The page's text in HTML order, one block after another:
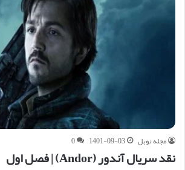
مجله نوبل 1401-09-03
0
نقد سریال آندور (Andor) | فصل اول